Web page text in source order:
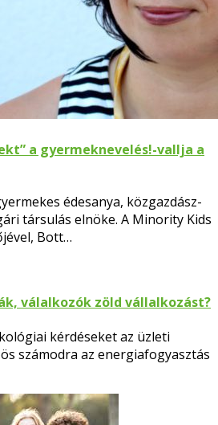
a gyermeknevelés!-vallja a
édesanya, közgazdász-
társulás elnöke. A Minority Kids
Bott…
válalkozók zöld vállalkozást?
kérdéseket az üzleti
számodra az energiafogyasztás